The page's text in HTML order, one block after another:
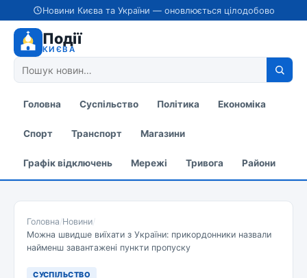
Новини Києва та України — оновлюється цілодобово
Події
КИЄВА
Головна Суспільство Політика Економіка
Спорт Транспорт Магазини
Графік відключень Мережі Тривога Райони
Головна/Новини/
Можна швидше виїхати з України: прикордонники назвали
найменш завантажені пункти пропуску
СУСПІЛЬСТВО